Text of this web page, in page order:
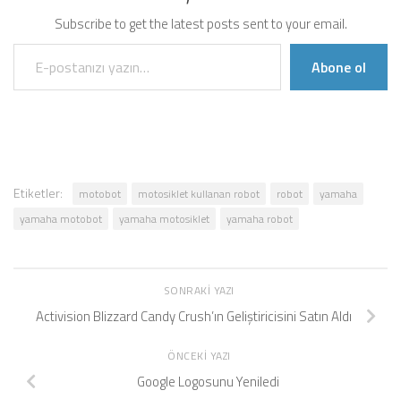
Subscribe to get the latest posts sent to your email.
E-postanızı yazın…
Abone ol
Etiketler: motobot motosiklet kullanan robot robot
yamaha
yamaha motobot
yamaha motosiklet yamaha robot
SONRAKI YAZI
Activision Blizzard Candy Crush’ın Geliştiricisini Satın Aldı
ÖNCEKI YAZI
Google Logosunu Yeniledi